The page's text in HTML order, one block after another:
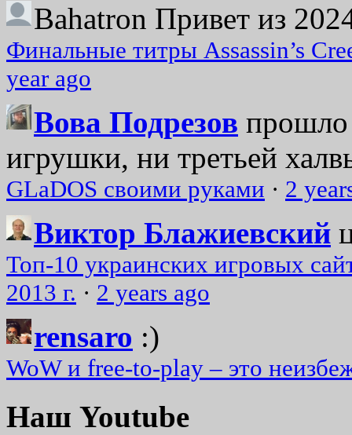
Bahatron Привет из
Финальные титры Assassin’s
year ago
Вова Подрезов прошло
игрушки, ни третьей
GLaDOS своими руками · 2
Виктор Блажиевский
Топ-10 украинских игровых
2013 г. · 2 years ago
rensaro :)
WoW и free-to-play – это
Наш Youtube